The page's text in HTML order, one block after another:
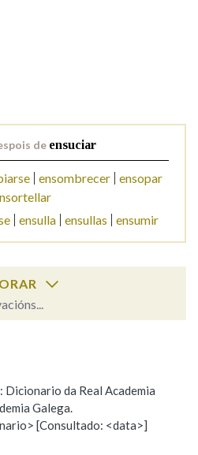
LIMPAR
de ensuciar
ensombrecer
ensopar
ensulla ensullas ensumir
un erro na palabra
Dicionario da Real Academia
Galega.
[Consultado: <data>]